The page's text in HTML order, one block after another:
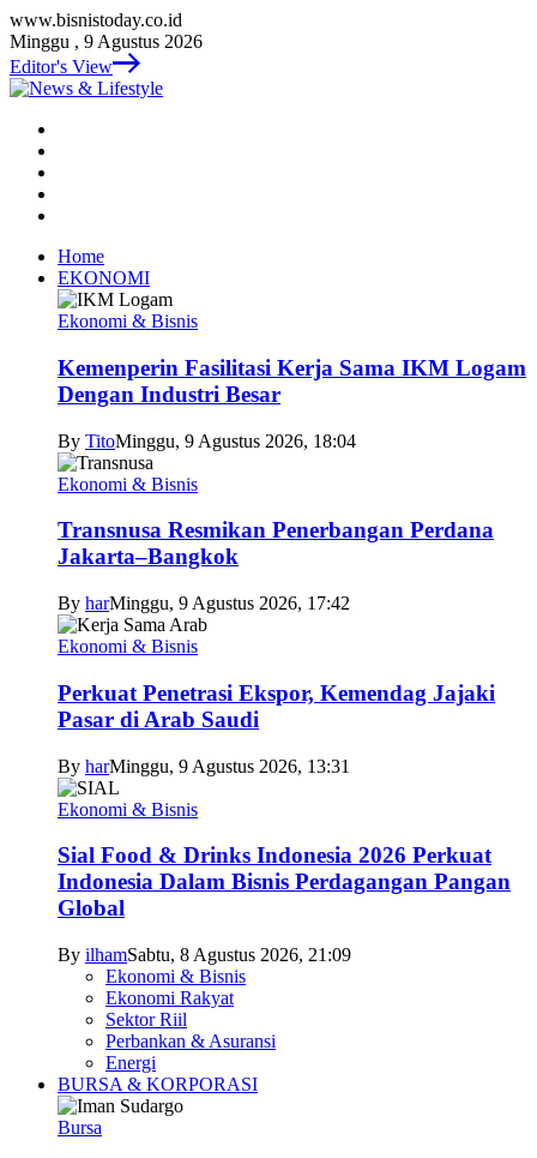
www.bisnistoday.co.id
Minggu , 9 Agustus 2026
Editor's View
Home
EKONOMI
Ekonomi & Bisnis
Kemenperin Fasilitasi Kerja Sama IKM Logam
Dengan Industri Besar
By TitoMinggu, 9 Agustus 2026, 18:04
Ekonomi & Bisnis
Transnusa Resmikan Penerbangan Perdana
Jakarta–Bangkok
By harMinggu, 9 Agustus 2026, 17:42
Ekonomi & Bisnis
Perkuat Penetrasi Ekspor, Kemendag Jajaki
Pasar di Arab Saudi
By harMinggu, 9 Agustus 2026, 13:31
Ekonomi & Bisnis
Sial Food & Drinks Indonesia 2026 Perkuat
Indonesia Dalam Bisnis Perdagangan Pangan
Global
By ilhamSabtu, 8 Agustus 2026, 21:09
Ekonomi & Bisnis
Ekonomi Rakyat
Sektor Riil
Perbankan & Asuransi
Energi
BURSA & KORPORASI
Bursa